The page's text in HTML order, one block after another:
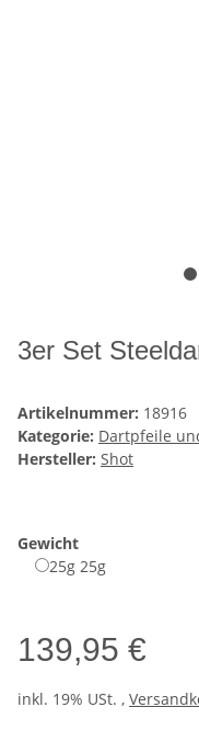
3er Set
Artikelnummer: 18916
Kategorie: Dartpfeile
Hersteller: Shot
Gewicht
25g 25g
139,95 €
inkl. 19% USt. ,